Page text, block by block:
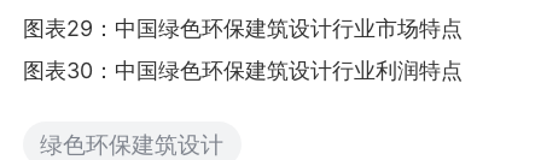
图表29：中国绿色环保建筑设计行业市场特点
图表30：中国绿色环保建筑设计行业利润特点
绿色环保建筑设计